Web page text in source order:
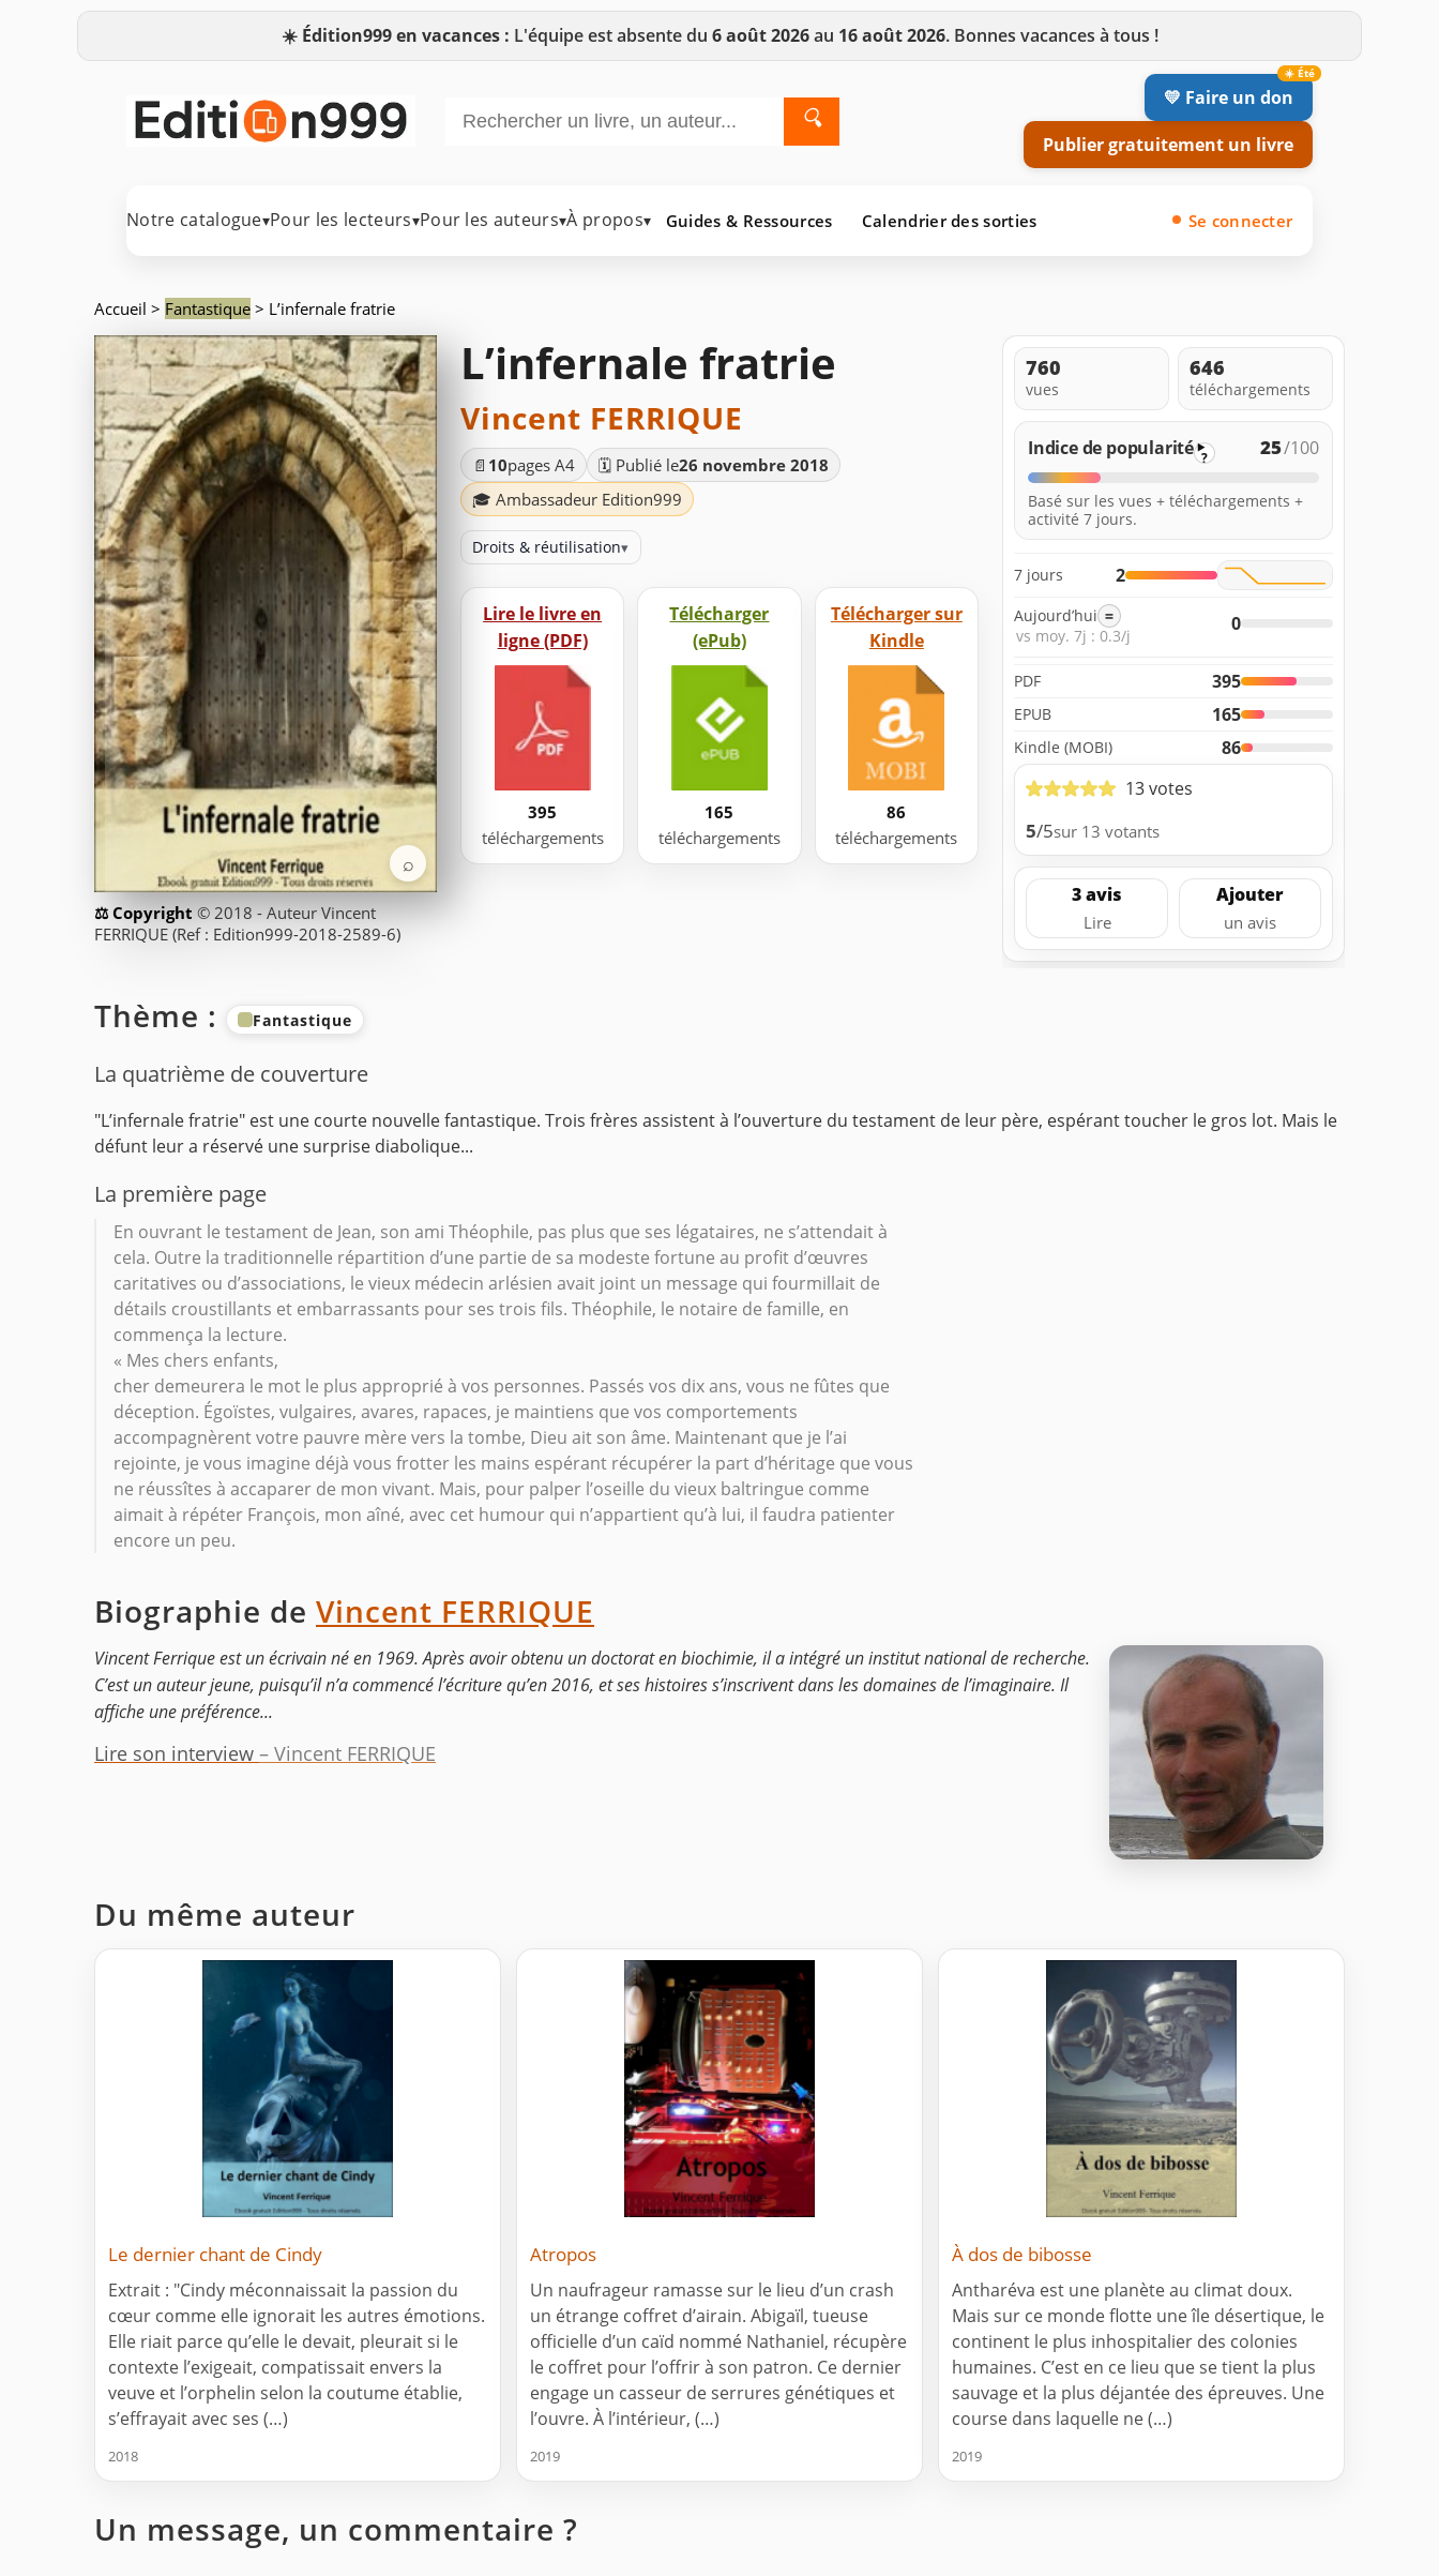
☀️ Édition999 en vacances : L'équipe est absente du 6 août 2026au 16 août 2026. Bonnes vacances à tous !
🔍
💛 Faire un don
Publier gratuitement un livre
Notre catalogue▾Pour les lecteurs▾Pour les auteurs▾À propos▾ Guides & Ressources Calendrier des sorties Se connecter
Accueil > Fantastique > L’infernale fratrie
⌕
© 2018 - Auteur Vincent
FERRIQUE (Ref : Edition999-2018-2589-6)
L’infernale fratrie
Vincent FERRIQUE
📄 10pages A4 🗓️ Publié le26 novembre 2018
🎓 Ambassadeur Edition999
Droits & réutilisation▾
Lire le livre en
ligne (PDF)
395
téléchargements
Télécharger
(ePub)
165
téléchargements
Télécharger sur
Kindle
86
téléchargements
760
vues
646
téléchargements
Indice de popularité ? 25/100
Basé sur les vues + téléchargements +
activité 7 jours.
7 jours 2
Aujourd’hui =
vs moy. 7j : 0.3/j
0
PDF 395
EPUB 165
Kindle (MOBI)
86
13 votes
5/5sur 13 votants
3 avis
Lire
Ajouter
un avis
Thème : Fantastique
La quatrième de couverture
"L’infernale fratrie" est une courte nouvelle fantastique. Trois frères assistent à l’ouverture du testament de leur père, espérant toucher le gros lot. Mais le
défunt leur a réservé une surprise diabolique...
La première page
En ouvrant le testament de Jean, son ami Théophile, pas plus que ses légataires, ne s’attendait à
cela. Outre la traditionnelle répartition d’une partie de sa modeste fortune au profit d’œuvres
caritatives ou d’associations, le vieux médecin arlésien avait joint un message qui fourmillait de
détails croustillants et embarrassants pour ses trois fils. Théophile, le notaire de famille, en
commença la lecture.
« Mes chers enfants,
cher demeurera le mot le plus approprié à vos personnes. Passés vos dix ans, vous ne fûtes que
déception. Égoïstes, vulgaires, avares, rapaces, je maintiens que vos comportements
accompagnèrent votre pauvre mère vers la tombe, Dieu ait son âme. Maintenant que je l’ai
rejointe, je vous imagine déjà vous frotter les mains espérant récupérer la part d’héritage que vous
ne réussîtes à accaparer de mon vivant. Mais, pour palper l’oseille du vieux baltringue comme
aimait à répéter François, mon aîné, avec cet humour qui n’appartient qu’à lui, il faudra patienter
encore un peu.
Biographie de Vincent FERRIQUE
Vincent Ferrique est un écrivain né en 1969. Après avoir obtenu un doctorat en biochimie, il a intégré un institut national de recherche.
C’est un auteur jeune, puisqu’il n’a commencé l’écriture qu’en 2016, et ses histoires s’inscrivent dans les domaines de l’imaginaire. Il
affiche une préférence...
Lire son interview – Vincent FERRIQUE
Du même auteur
Le dernier chant de Cindy
Extrait : "Cindy méconnaissait la passion du
cœur comme elle ignorait les autres émotions.
Elle riait parce qu’elle le devait, pleurait si le
contexte l’exigeait, compatissait envers la
veuve et l’orphelin selon la coutume établie,
s’effrayait avec ses (…)
2018
Atropos
Un naufrageur ramasse sur le lieu d’un crash
un étrange coffret d’airain. Abigaïl, tueuse
officielle d’un caïd nommé Nathaniel, récupère
le coffret pour l’offrir à son patron. Ce dernier
engage un casseur de serrures génétiques et
l’ouvre. À l’intérieur, (…)
2019
À dos de bibosse
Antharéva est une planète au climat doux.
Mais sur ce monde flotte une île désertique, le
continent le plus inhospitalier des colonies
humaines. C’est en ce lieu que se tient la plus
sauvage et la plus déjantée des épreuves. Une
course dans laquelle ne (…)
2019
Un message, un commentaire ?